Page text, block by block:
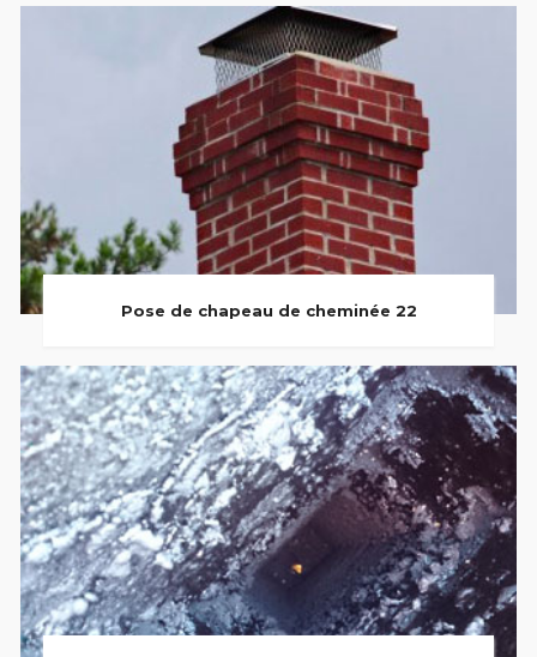
Pose de chapeau de cheminée 22